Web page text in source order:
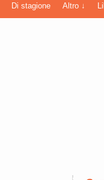
Di stagione Altro ↓